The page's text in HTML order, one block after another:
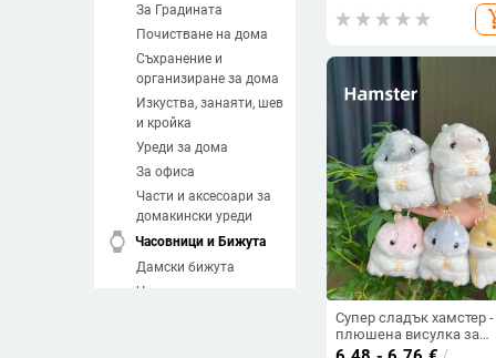
За Градината
Почистване на дома
Съхранение и
организиране за дома
Изкуства, занаяти, шев
и кройка
Уреди за дома
За офиса
Части и аксесоари за
домакински уреди
watch
Часовници и Бижута
Дамски бижута
Часовници
Супер сладък хамстер -
плюшена висулка за
ключодържател и чанта